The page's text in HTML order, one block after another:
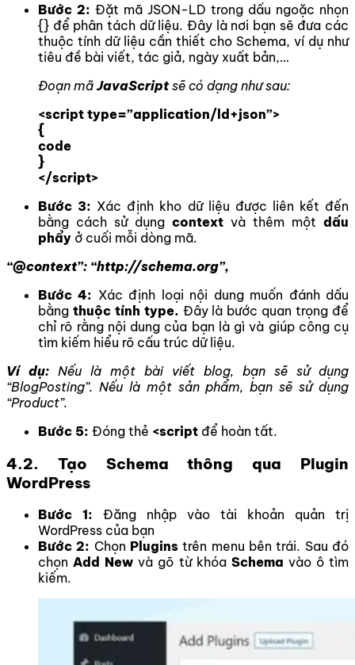
Bước 2: Đặt mã JSON-LD trong dấu ngoặc nhọn
{} để phân tách dữ liệu. Đây là nơi bạn sẽ đưa các
thuộc tính dữ liệu cần thiết cho Schema, ví dụ như
tiêu đề bài viết, tác giả, ngày xuất bản,…
Đoạn mã JavaScript sẽ có dạng như sau:
<script type=”application/ld+json”>
{
code
}
</script>
Bước 3: Xác định kho dữ liệu được liên kết đến
bằng cách sử dụng context và thêm một dấu
phẩy ở cuối mỗi dòng mã.
“@context”: “http://schema.org”,
Bước 4: Xác định loại nội dung muốn đánh dấu
bằng thuộc tính type. Đây là bước quan trọng để
chỉ rõ rằng nội dung của bạn là gì và giúp công cụ
tìm kiếm hiểu rõ cấu trúc dữ liệu.
Ví dụ: Nếu là một bài viết blog, bạn sẽ sử dụng
“BlogPosting”. Nếu là một sản phẩm, bạn sẽ sử dụng
“Product”.
Bước 5: Đóng thẻ <script để hoàn tất.
4.2. Tạo Schema thông qua Plugin
WordPress
Bước 1: Đăng nhập vào tài khoản quản trị
WordPress của bạn
Bước 2: Chọn Plugins trên menu bên trái. Sau đó
chọnAdd New và gõ từ khóa Schema vào ô tìm
kiếm.